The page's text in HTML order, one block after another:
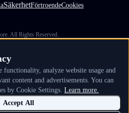
SäkerhetFörtroendeCookies
All Rights Reserved.
functionality, analyze website usage and
content and advertisements. You can
by Cookie Settings. Learn more.
Accept All